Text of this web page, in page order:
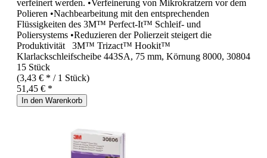
verfeinert werden. •Verfeinerung von Mikrokratzern vor dem
Polieren •Nachbearbeitung mit den entsprechenden
Flüssigkeiten des 3M™ Perfect-It™ Schleif- und
Poliersystems •Reduzieren der Polierzeit steigert die
Produktivität 3M™ Trizact™ Hookit™
Klarlackschleifscheibe 443SA, 75 mm, Körnung 8000, 30804
15 Stück
(3,43 € * / 1 Stück)
51,45 € *
In den Warenkorb